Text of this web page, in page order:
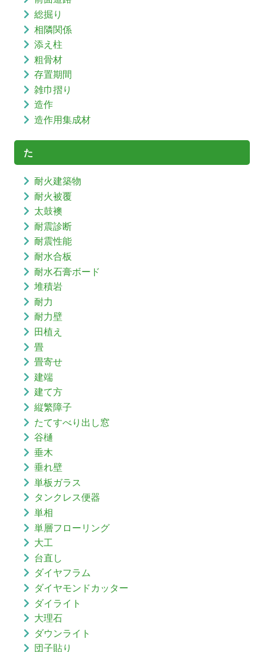
総掘り
相隣関係
添え柱
粗骨材
存置期間
雑巾摺り
造作
造作用集成材
た
耐火建築物
耐火被覆
太鼓襖
耐震診断
耐震性能
耐水合板
耐水石膏ボード
堆積岩
耐力
耐力壁
田植え
畳
畳寄せ
建端
建て方
縦繁障子
たてすべり出し窓
谷樋
垂木
垂れ壁
単板ガラス
タンクレス便器
単相
単層フローリング
大工
台直し
ダイヤフラム
ダイヤモンドカッター
ダイライト
大理石
ダウンライト
団子貼り